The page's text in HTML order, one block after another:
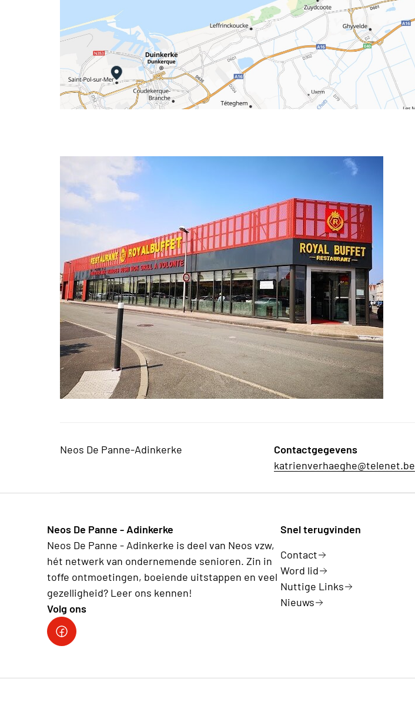
Neos De Panne-Adinkerke
Contactgegevens
katrienverhaeghe@telenet.be
Neos De Panne - Adinkerke
Neos De Panne - Adinkerke is deel van Neos vzw,
hét netwerk van ondernemende senioren. Zin in
toffe ontmoetingen, boeiende uitstappen en veel
gezelligheid? Leer ons kennen!
Volg ons
Facebookpagina Neos De Panne - Adinkerke
Snel terugvinden
Contact
Word lid
Nuttige Links
Nieuws